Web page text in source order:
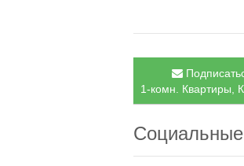
1-комн. Квартиры,